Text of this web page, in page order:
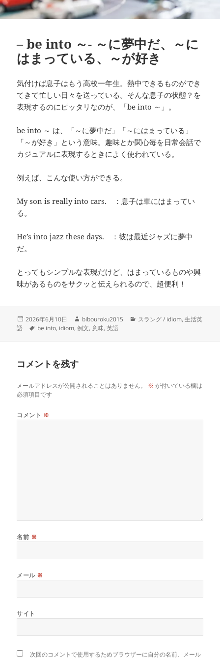
– be into ～- ～に夢中だ、～に
はまっている、～が好き
気付けば息子はもう高校一年生。熱中できるものができ
てきて忙しい日々を送っている。そんな息子の状態？を
表現するのにピッタリなのが、「be into ～」。
be into ～ は、「～に夢中だ」「～にはまっている」
「～が好き」という意味。趣味とか関心毎を日常会話で
カジュアルに表現するときによく使われている。
例えば、こんな使い方ができる。
My son is really into cars. ：息子は車にはまってい
る。
He’s into jazz these days. ：彼は最近ジャズに夢中
だ。
とってもシンプルな表現だけど、はまっているものや興
味があるものをサクッと伝えられるので、超便利！
投
稿
2026年6月10日
作
成
bibouroku2015
カ
スラング / idiom,生活英
語
タ
be into, idiom,例文,意味,英語
コメントを残す
メールアドレスが公開されることはありません。 ※ が付いている欄は
必須項目です
コメント ※
名前 ※
メール ※
サイト
次回のコメントで使用するためブラウザーに自分の名前、メール